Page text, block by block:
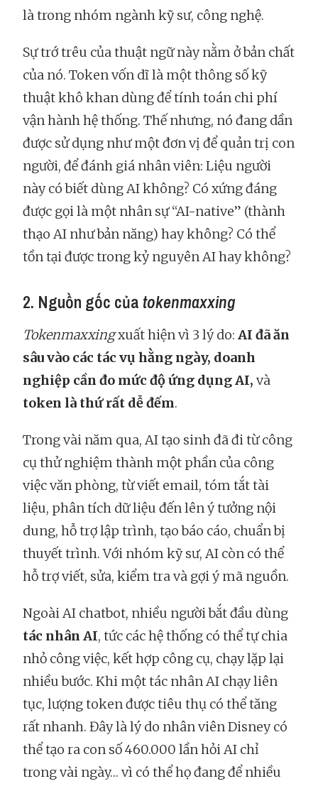
là trong nhóm ngành kỹ sư, công nghệ.
Sự trớ trêu của thuật ngữ này nằm ở bản chất
của nó. Token vốn dĩ là một thông số kỹ
thuật khô khan dùng để tính toán chi phí
vận hành hệ thống. Thế nhưng, nó đang dần
được sử dụng như một đơn vị để quản trị con
người, để đánh giá nhân viên: Liệu người
này có biết dùng AI không? Có xứng đáng
được gọi là một nhân sự “AI-native” (thành
thạo AI như bản năng) hay không? Có thể
tồn tại được trong kỷ nguyên AI hay không?
2. Nguồn gốc của tokenmaxxing
Tokenmaxxingxuất hiện vì 3 lý do: AI đã ăn
sâu vào các tác vụ hằng ngày, doanh
nghiệp cần đo mức độ ứng dụng AI, và
token là thứ rất dễ đếm.
Trong vài năm qua, AI tạo sinh đã đi từ công
cụ thử nghiệm thành một phần của công
việc văn phòng, từ viết email, tóm tắt tài
liệu, phân tích dữ liệu đến lên ý tưởng nội
dung, hỗ trợ lập trình, tạo báo cáo, chuẩn bị
thuyết trình. Với nhóm kỹ sư, AI còn có thể
hỗ trợ viết, sửa, kiểm tra và gợi ý mã nguồn.
Ngoài AI chatbot, nhiều người bắt đầu dùng
tác nhân AI, tức các hệ thống có thể tự chia
nhỏ công việc, kết hợp công cụ, chạy lặp lại
nhiều bước. Khi một tác nhân AI chạy liên
tục, lượng token được tiêu thụ có thể tăng
rất nhanh. Đây là lý do nhân viên Disney có
thể tạo ra con số 460.000 lần hỏi AI chỉ
trong vài ngày… vì có thể họ đang để nhiều